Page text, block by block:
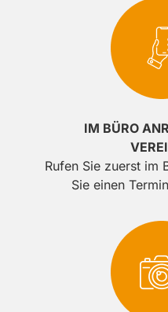
IM BÜRO
Rufen Sie zuerst im
Sie einen